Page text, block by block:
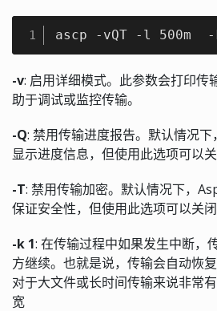
1 ascp -vQT -l 500m  -
-v: 启用详细模式。此参数会打印传
助于调试或监控传输。
-Q: 禁用传输进度报告。默认情况
显示进度信息，但使用此选项可以关
-T: 禁用传输加密。默认情况下，
保证安全性，但使用此选项可以关闭
-k 1: 在传输过程中如果发生中断，
方继续。也就是说，传输会自动恢
对于大文件或长时间传输来说非常
宽